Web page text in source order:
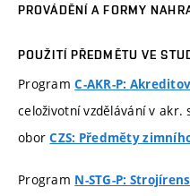
PROVÁDĚNÍ A FORMY
POUŽITÍ PŘEDMĚTU VE
ProgramC-AKR-P:
celoživotní vzdělávání v
oborCZS: Předměty
Program N-STG-P: